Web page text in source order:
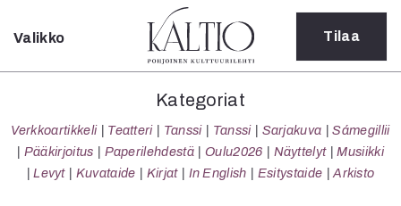
Sulje
Kategoriat
Verkkoartikkeli
Teatteri
Tanssi
Valikko Tilaa
Kategoriat
Verkkoartikkeli Teatteri Tanssi Tanssi Sarjakuva
Sámegillii
Pääkirjoitus
Paperilehdestä Oulu2026 Näyttelyt
Musiikki
Levyt
Kuvataide Kirjat In English Esitystaide Arkisto